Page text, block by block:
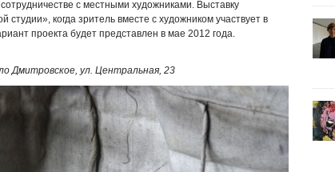
с местными художниками. Выставку
когда зритель вместе с художником участвует в
проекта будет представлен в мае 2012 года.
Дмитровское, ул. Центральная, 23